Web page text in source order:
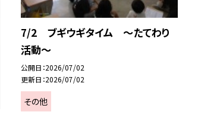
7/2 ブギウギタイム ～たてわり
活動～
公開日 2026/07/02
更新日 2026/07/02
その他